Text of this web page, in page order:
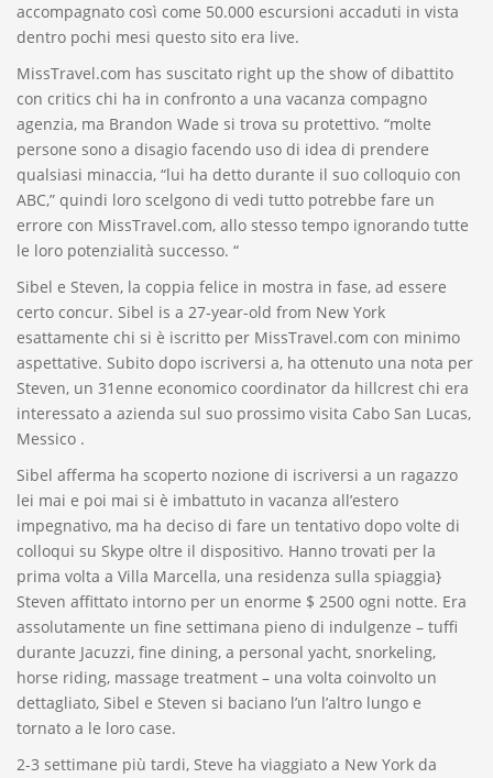
accompagnato così come 50.000 escursioni accaduti in vista
dentro pochi mesi questo sito era live.
MissTravel.com has suscitato right up the show of dibattito
con critics chi ha in confronto a una vacanza compagno
agenzia, ma Brandon Wade si trova su protettivo. “molte
persone sono a disagio facendo uso di idea di prendere
qualsiasi minaccia, “lui ha detto durante il suo colloquio con
ABC,” quindi loro scelgono di vedi tutto potrebbe fare un
errore con MissTravel.com, allo stesso tempo ignorando tutte
le loro potenzialità successo. “
Sibel e Steven, la coppia felice in mostra in fase, ad essere
certo concur. Sibel is a 27-year-old from New York
esattamente chi si è iscritto per MissTravel.com con minimo
aspettative. Subito dopo iscriversi a, ha ottenuto una nota per
Steven, un 31enne economico coordinator da hillcrest chi era
interessato a azienda sul suo prossimo visita Cabo San Lucas,
Messico .
Sibel afferma ha scoperto nozione di iscriversi a un ragazzo
lei mai e poi mai si è imbattuto in vacanza all’estero
impegnativo, ma ha deciso di fare un tentativo dopo volte di
colloqui su Skype oltre il dispositivo. Hanno trovati per la
prima volta a Villa Marcella, una residenza sulla spiaggia}
Steven affittato intorno per un enorme $ 2500 ogni notte. Era
assolutamente un fine settimana pieno di indulgenze – tuffi
durante Jacuzzi, fine dining, a personal yacht, snorkeling,
horse riding, massage treatment – una volta coinvolto un
dettagliato, Sibel e Steven si baciano l’un l’altro lungo e
tornato a le loro case.
2-3 settimane più tardi, Steve ha viaggiato a New York da